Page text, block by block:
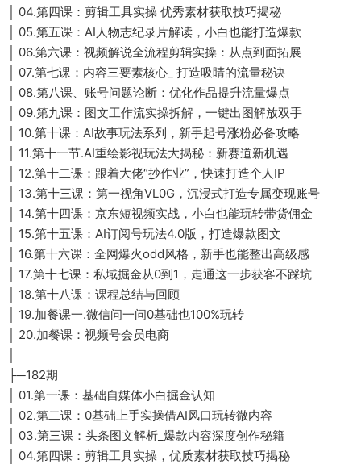
│ 04.第四课：剪辑工具实操 优秀素材获取技巧揭秘
│ 05.第五课：AI人物志纪录片解读，小白也能打造爆款
│ 06.第六课：视频解说全流程剪辑实操：从点到面拓展
│ 07.第七课：内容三要素核心_ 打造吸睛的流量秘诀
│ 08.第八课、账号问题论断：优化作品提升流量爆点
│ 09.第九课：图文工作流实操拆解，一键出图解放双手
│ 10.第十课：AI故事玩法系列，新手起号涨粉必备攻略
│ 11.第十一节.AI重绘影视玩法大揭秘：新赛道新机遇
│ 12.第十二课：跟着大佬“抄作业”，快速打造个人IP
│ 13.第十三课：第一视角VL0G，沉浸式打造专属变现账号
│ 14.第十四课：京东短视频实战，小白也能玩转带货佣金
│ 15.第十五课：AI订阅号玩法4.0版，打造爆款图文
│ 16.第十六课：全网爆火odd风格，新手也能整出高级感
│ 17.第十七课：私域掘金从0到1，走通这一步获客不踩坑
│ 18.第十八课：课程总结与回顾
│ 19.加餐课一.微信问一问0基础也100%玩转
│ 20.加餐课：视频号会员电商
├─182期
│ 01.第一课：基础自媒体小白掘金认知
│ 02.第二课：0基础上手实操借AI风口玩转微内容
│ 03.第三课：头条图文解析_爆款内容深度创作秘籍
│ 04.第四课：剪辑工具实操，优质素材获取技巧揭秘